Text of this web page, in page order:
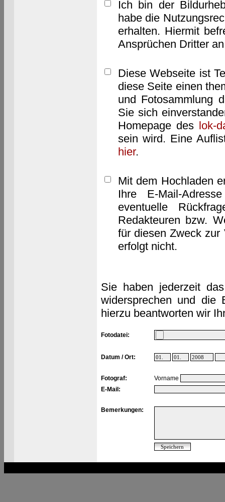
Ich bin der
habe die
erhalten. Hiermit
Ansprüchen Dritter
Diese Webseite ist
diese Seite einen
und Fotosammlung
Sie sich
Homepage des lok-
sein wird. Eine
hier.
Mit dem Hochladen
Ihre E-Mail-
eventuelle
Redakteuren bzw.
für diesen Zweck zur
erfolgt nicht.
Sie haben jederzeit
widersprechen und die
hierzu beantworten wir
Fotodatei:
Datum / Ort:
Fotograf:
Vorname
E-Mail:
Bemerkungen: